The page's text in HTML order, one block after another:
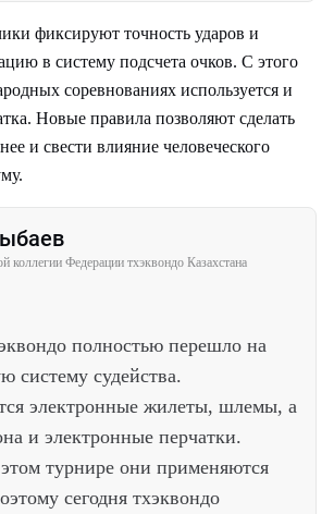
фиксируют точность ударов и
в систему подсчета очков. С этого
соревнованиях используется и
Новые правила позволяют сделать
и свести влияние человеческого
коллегии Федерации тхэквондо Казахстана
полностью перешло на
систему судейства.
электронные жилеты, шлемы, а
и электронные перчатки.
турнире они применяются
сегодня тхэквондо